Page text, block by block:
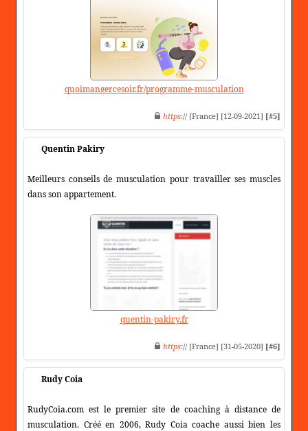
quoimangercesoir.fr/programme-musculation
https:// [France] [12-09-2021] [#5]
Quentin Pakiry
Meilleurs conseils de musculation pour travailler ses muscles
dans son appartement.
quentin-pakiry.fr
https:// [France] [31-05-2020] [#6]
Rudy Coia
RudyCoia.com est le premier site de coaching à distance de
musculation. Créé en 2006, Rudy Coia coache aussi bien les